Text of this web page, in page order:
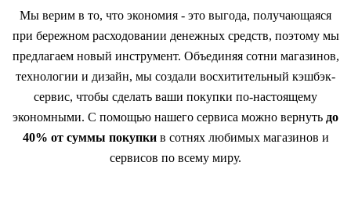
Мы верим в то, что экономия - это выгода, получающаяся
при бережном расходовании денежных средств, поэтому мы
предлагаем новый инструмент. Объединяя сотни магазинов,
технологии и дизайн, мы создали восхитительный кэшбэк-
сервис, чтобы сделать ваши покупки по-настоящему
экономными. С помощью нашего сервиса можно вернуть до
40% от суммы покупкив сотнях любимых магазинов и
сервисов по всему миру.